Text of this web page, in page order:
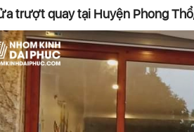
trượt quay tại Huyện Phong